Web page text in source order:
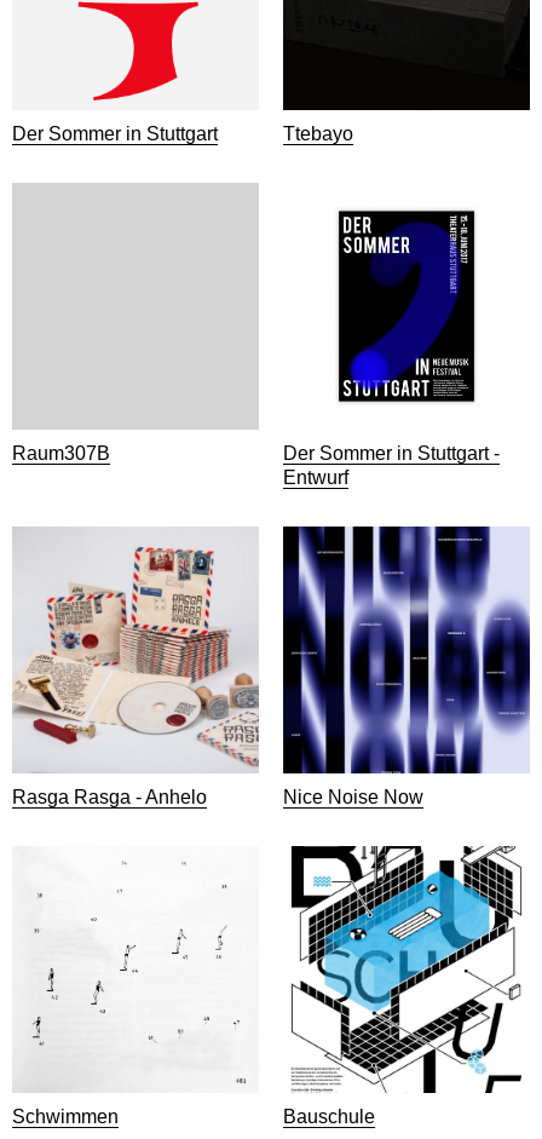
Der Sommer in Stuttgart Ttebayo
Raum307B
Der Sommer in Stuttgart -
Entwurf
Rasga Rasga - Anhelo Nice Noise Now
Schwimmen Bauschule